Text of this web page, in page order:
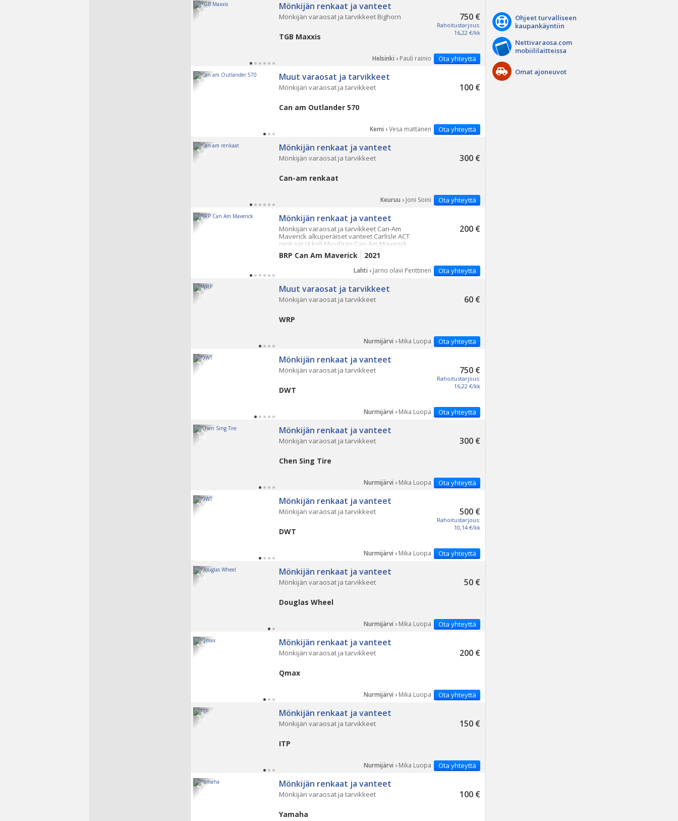
Mönkijän renkaat ja vanteet
750 €
Rahoitustarjous:
16,22 €/kk
Mönkijän varaosat ja tarvikkeet Bighorn
TGB Maxxis
Ota yhteyttä
Helsinki › Pauli rainio
Muut varaosat ja tarvikkeet
100 €
Mönkijän varaosat ja tarvikkeet
Can am Outlander 570
Ota yhteyttä
Kemi ›Vesa mattanen
Mönkijän renkaat ja vanteet
300 €
Mönkijän varaosat ja tarvikkeet
Can-am renkaat
Ota yhteyttä
Keuruu › Joni Soini
Mönkijän renkaat ja vanteet
200 €
Mönkijän varaosat ja tarvikkeet Can-Am
Maverick alkuperäiset vanteet Carlisle ACT
renkaat (4 kpl) Myydään Can-Am Maverick
2021 traktorimönkijästä irrotettu
alkuperäinen rengassarj
BRP Can Am Maverick 2021
Ota yhteyttä
Lahti › Jarno olavi Penttinen
Muut varaosat ja tarvikkeet
60 €
Mönkijän varaosat ja tarvikkeet
WRP
Ota yhteyttä
Nurmijärvi › Mika Luopa
Mönkijän renkaat ja vanteet
750 €
Rahoitustarjous:
16,22 €/kk
Mönkijän varaosat ja tarvikkeet
DWT
Ota yhteyttä
Nurmijärvi › Mika Luopa
Mönkijän renkaat ja vanteet
300 €
Mönkijän varaosat ja tarvikkeet
Chen Sing Tire
Ota yhteyttä
Nurmijärvi › Mika Luopa
Mönkijän renkaat ja vanteet
500 €
Rahoitustarjous:
10,14 €/kk
Mönkijän varaosat ja tarvikkeet
DWT
Ota yhteyttä
Nurmijärvi › Mika Luopa
Mönkijän renkaat ja vanteet
50 €
Mönkijän varaosat ja tarvikkeet
Douglas Wheel
Ota yhteyttä
Nurmijärvi › Mika Luopa
Mönkijän renkaat ja vanteet
200 €
Mönkijän varaosat ja tarvikkeet
Qmax
Ota yhteyttä
Nurmijärvi › Mika Luopa
Mönkijän renkaat ja vanteet
150 €
Mönkijän varaosat ja tarvikkeet
ITP
Ota yhteyttä
Nurmijärvi › Mika Luopa
Mönkijän renkaat ja vanteet
100 €
Mönkijän varaosat ja tarvikkeet
Yamaha
Ohjeet turvalliseen
kaupankäyntiin
Nettivaraosa.com
mobiililaitteissa
Omat ajoneuvot